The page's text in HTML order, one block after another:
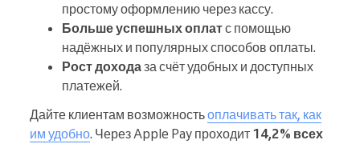
простому оформлению через кассу.
Больше успешных оплатс помощью
надёжных и популярных способов оплаты.
Рост доходаза счёт удобных и доступных
платежей.
Дайте клиентам возможностьоплачивать так, как
им удобно. Через Apple Pay проходит 14,2% всех